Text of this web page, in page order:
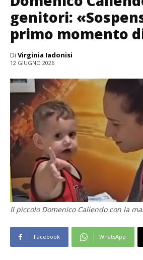
genitori:
primo momento
Di Virginia Iadonisi
12 GIUGNO 2026
Il piccolo Domenico Caliendo con la
Facebook WhatsApp